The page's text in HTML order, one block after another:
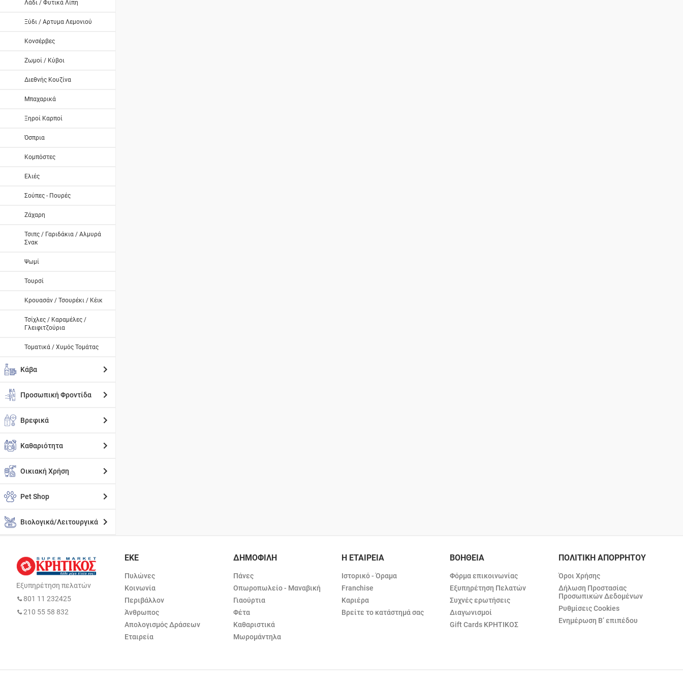
Λάδι / Φυτικά Λίπη
Ξύδι / Αρτυμα Λεμονιού
Κονσέρβες
Ζωμοί / Κύβοι
Διεθνής Κουζίνα
Μπαχαρικά
Ξηροί Καρποί
Όσπρια
Κομπόστες
Ελιές
Σούπες - Πουρές
Ζάχαρη
Τσιπς / Γαριδάκια / Αλμυρά
Σνακ
Ψωμί
Τουρσί
Κρουασάν / Τσουρέκι / Κέικ
Τσίχλες / Καραμέλες /
Γλειφιτζούρια
Τοματικά / Χυμός Τομάτας
Κάβα
Προσωπική Φροντίδα
Βρεφικά
Καθαριότητα
Οικιακή Χρήση
Pet Shop
Βιολογικά/Λειτουργικά
Εξυπηρέτηση πελατών
801 11 232425
210 55 58 832
ΕΚΕ
Πυλώνες
Κοινωνία
Περιβάλλον
Άνθρωπος
Απολογισμός Δράσεων
Εταιρεία
ΔΗΜΟΦΙΛΗ
Πάνες
Οπωροπωλείο - Μαναβική
Γιαούρτια
Φέτα
Καθαριστικά
Μωρομάντηλα
Η ΕΤΑΙΡΕΙΑ
Ιστορικό - Όραμα
Franchise
Καριέρα
Βρείτε το κατάστημά σας
ΒΟΗΘΕΙΑ
Φόρμα επικοινωνίας
Εξυπηρέτηση Πελατών
Συχνές ερωτήσεις
Διαγωνισμοί
Gift Cards ΚΡΗΤΙΚΟΣ
ΠΟΛΙΤΙΚΗ ΑΠΟΡΡΗΤΟΥ
Όροι Χρήσης
Δήλωση Προστασίας
Προσωπικών Δεδομένων
Ρυθμίσεις Cookies
Ενημέρωση Β’ επιπέδου